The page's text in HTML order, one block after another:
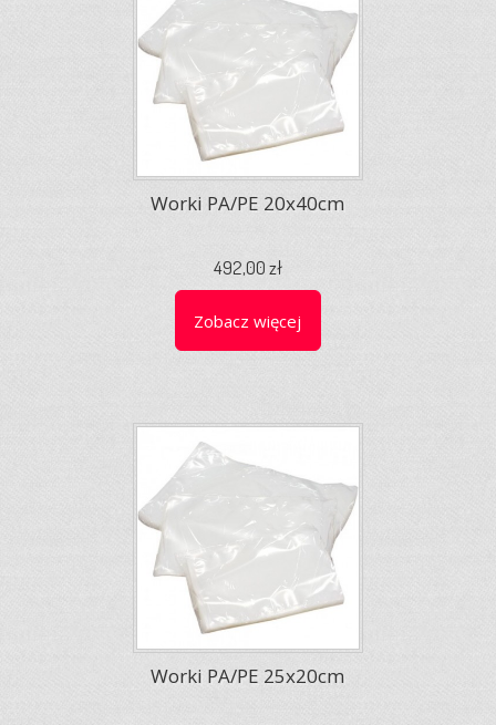
Worki PA/PE 20x40cm
492,00 zł
Zobacz więcej
Worki PA/PE 25x20cm